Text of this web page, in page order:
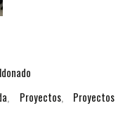
, Proyectos, Proyectos